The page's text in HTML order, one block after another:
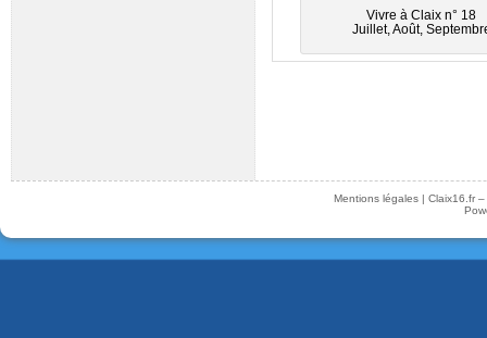
Vivre à Claix n° 18
Juillet, Août,
Mentions légales| Claix16.fr